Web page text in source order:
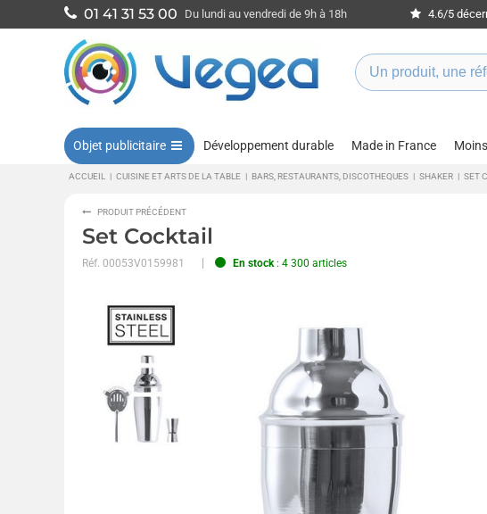
01 41 31 53 00 Du lundi au vendredi de 9h à 18h 4.6/5
Objet publicitaire Développement durable Made in France
ACCUEIL | CUISINE ET ARTS DE LA TABLE | BARS, RESTAURANTS, DISCOTHEQUES | SHAKER | SET
PRODUIT PRÉCÉDENT
Set Cocktail
Réf. 00053V0159981 En stock: 4 300 articles